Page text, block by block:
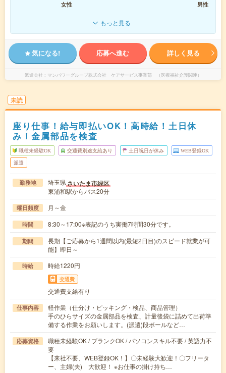
女性
男性
もっと見る
気になる! 応募へ進む 詳しく見る
派遣会社 マンパワーグループ株式会社 ケアサービス事業部 （医療福祉介護関連）
未読
座り仕事！給与即払いOK！高時給！土日休
み！金属部品を検査
職種未経験OK 交通費別途支給あり 土日祝日が休み WEB登録OK
派遣
勤務地 埼玉県さいたま市緑区
東浦和駅からバス20分
曜日頻度 月～金
時間 8:30～17:00※表記のうち実働7時間30分です。
期間
長期【ご応募から1週間以内(最短2日目)のスピード就業が可
能】即日～
時給 時給1220円
交通費
交通費支給有り
仕事内容
軽作業（仕分け・ピッキング・検品、商品管理）
手のひらサイズの金属部品を検査、計量後袋に詰めて出荷準
備する作業をお願いします。(派遣)段ボールなど…
応募資格
職種未経験OK / ブランクOK / パソコンスキル不要 / 英語力不
要
【来社不要、WEB登録OK！】〇未経験大歓迎！〇フリータ
ー、主婦(夫) 大歓迎！ ※お仕事の掛け持ち…